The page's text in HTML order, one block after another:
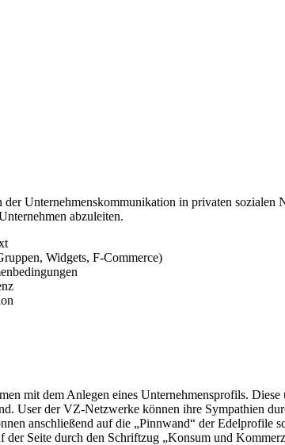
Unternehmenskommunikation in privaten sozialen
abzuleiten.
Widgets, F-Commerce)
mit dem Anlegen eines Unternehmensprofils.
User der VZ-Netzwerke können ihre Sympathien
anschließend auf die „Pinnwand“ der Edelprofile
Seite durch den Schriftzug „Konsum und